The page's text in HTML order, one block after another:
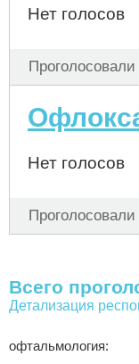
Нет голосов
Проголосовали
Нет голосов
Проголосовали
Всего
Детализация
офтальмология: